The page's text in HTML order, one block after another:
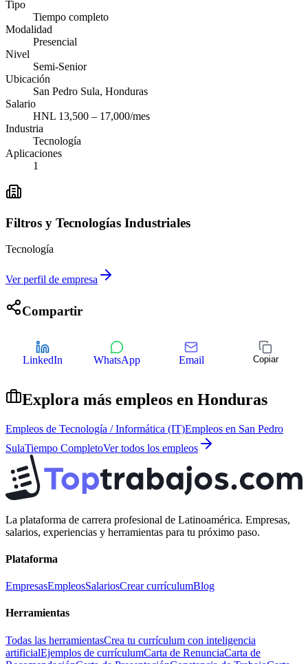
Tipo
Tiempo completo
Modalidad
Presencial
Nivel
Semi-Senior
Ubicación
San Pedro Sula, Honduras
Salario
HNL 13,500 – 17,000/mes
Industria
Tecnología
Aplicaciones
1
Filtros y Tecnologías Industriales
Tecnología
Ver perfil de empresa
Compartir
LinkedIn WhatsApp Email Copiar
Explora más empleos en Honduras
Empleos de Tecnología / Informática (IT)Empleos en San Pedro
SulaTiempo CompletoVer todos los empleos
La plataforma de carrera profesional de Latinoamérica. Empresas,
salarios, experiencias y herramientas para tu próximo paso.
Plataforma
EmpresasEmpleosSalariosCrear currículumBlog
Herramientas
Todas las herramientasCrea tu currículum con inteligencia
artificialEjemplos de currículumCarta de RenunciaCarta de